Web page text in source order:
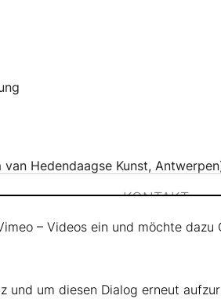
– Videos ein und möchte
und um diesen Dialog erneut
Hedendaagse Kunst,
KONTAKT